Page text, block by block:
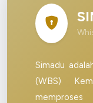
Simadu
(WBS)